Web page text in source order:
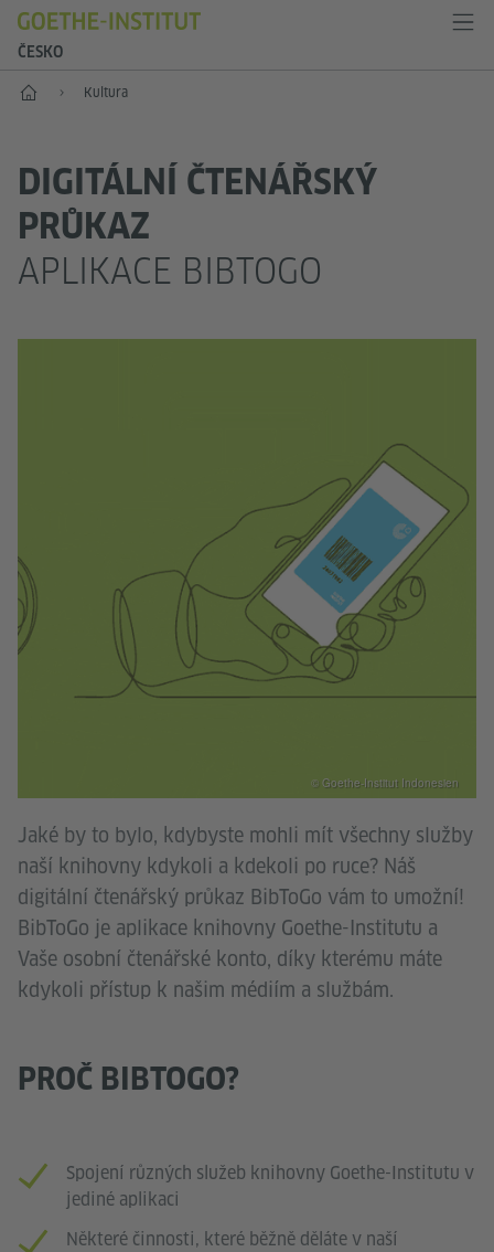
ČESKO
Hlavní stránka
Kultura
DIGITÁLNÍ ČTENÁŘSKÝ
PRŮKAZ
APLIKACE BIBTOGO
Jaké by to bylo, kdybyste mohli mít všechny služby
naší knihovny kdykoli a kdekoli po ruce? Náš
digitální čtenářský průkaz BibToGo vám to umožní!
BibToGo je aplikace knihovny Goethe-Institutu a
Vaše osobní čtenářské konto, díky kterému máte
kdykoli přístup k našim médiím a službám.
© Goethe-Institut Indonesien
PROČ BIBTOGO?
Spojení různých služeb knihovny Goethe-Institutu v
jediné aplikaci
Některé činnosti, které běžně děláte v naší